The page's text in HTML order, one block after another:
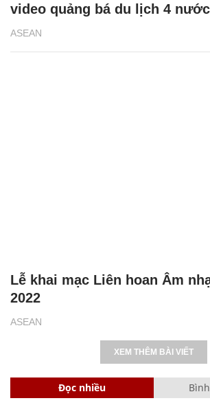
ASEAN
video quảng bá du lịch 4 nước
ASEAN
Lễ khai mạc Liên hoan Âm
2022
XEM THÊM BÀI VIẾT
Đọc nhiều